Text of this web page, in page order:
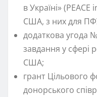
в Україні»(
США, з них для
додаткова угода
завдання у сфері
США;
грант Цільового
донорського